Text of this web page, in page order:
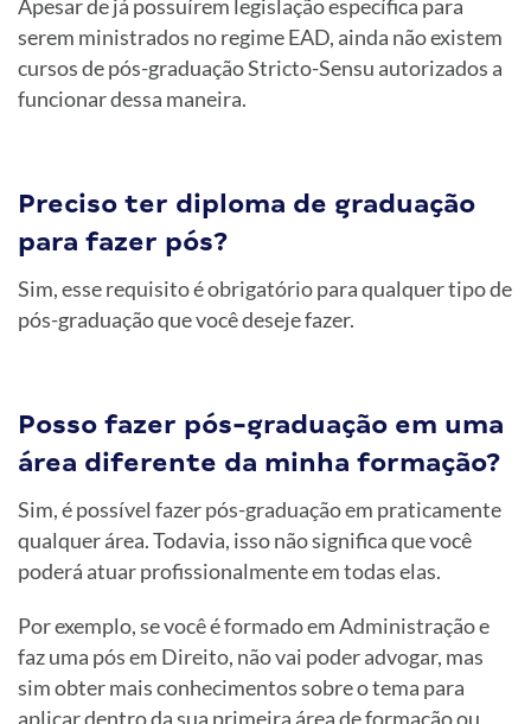
Apesar de já possuírem legislação específica para
serem ministrados no regime EAD, ainda não existem
cursos de pós-graduação Stricto-Sensu autorizados a
funcionar dessa maneira.
Preciso ter diploma de graduação
para fazer pós?
Sim, esse requisito é obrigatório para qualquer tipo de
pós-graduação que você deseje fazer.
Posso fazer pós-graduação em uma
área diferente da minha formação?
Sim, é possível fazer pós-graduação em praticamente
qualquer área. Todavia, isso não significa que você
poderá atuar profissionalmente em todas elas.
Por exemplo, se você é formado em Administração e
faz uma pós em Direito, não vai poder advogar, mas
sim obter mais conhecimentos sobre o tema para
aplicar dentro da sua primeira área de formação ou